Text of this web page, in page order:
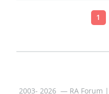
1
2003- 2026 — RA Forum |